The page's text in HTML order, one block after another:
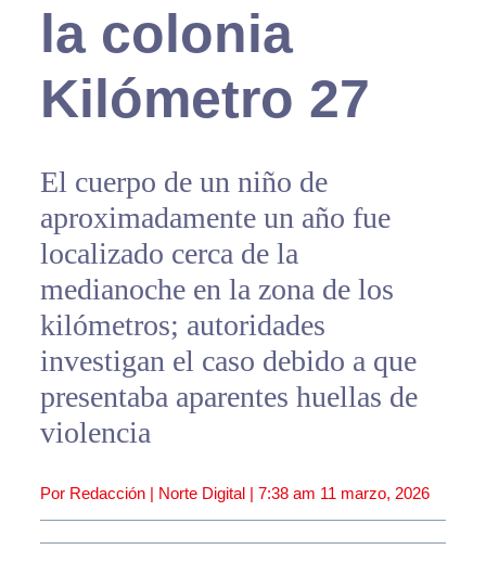
la colonia
Kilómetro 27
El cuerpo de un niño de
aproximadamente un año fue
localizado cerca de la
medianoche en la zona de los
kilómetros; autoridades
investigan el caso debido a que
presentaba aparentes huellas de
violencia
Por Redacción | Norte Digital | 7:38 am 11 marzo, 2026